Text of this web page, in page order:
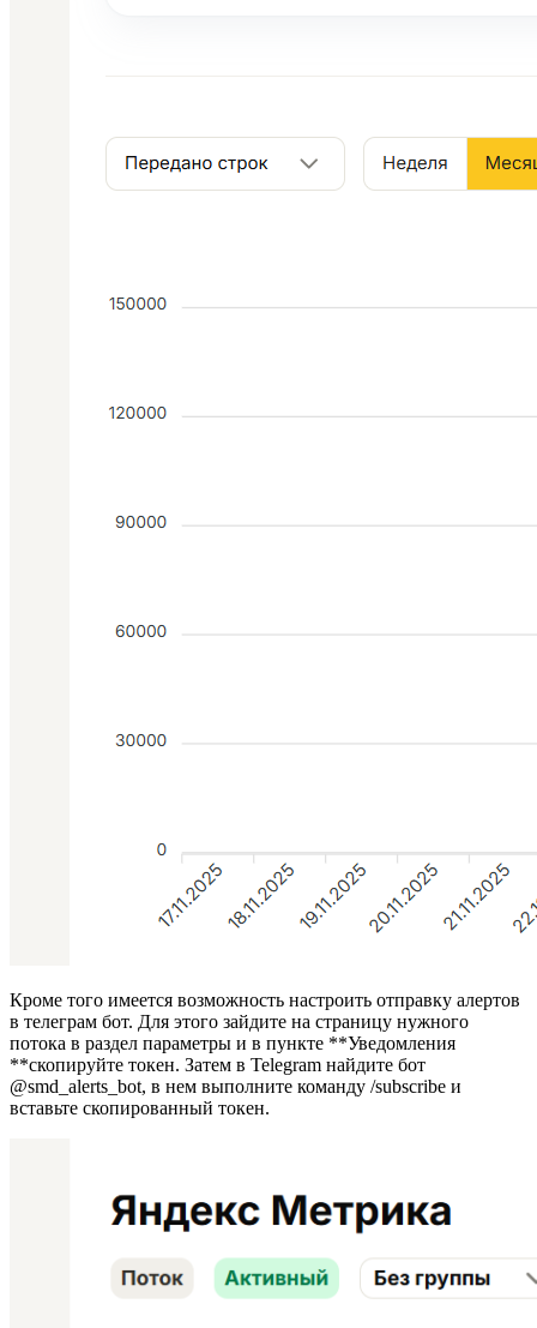
Кроме того имеется возможность настроить отправку алертов
в телеграм бот. Для этого зайдите на страницу нужного
потока в раздел параметры и в пункте **Уведомления
**скопируйте токен. Затем в Telegram найдите бот
@smd_alerts_bot, в нем выполните команду /subscribe и
вставьте скопированный токен.